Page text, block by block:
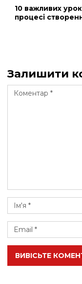
10 важливих
процесі
Залишити
ВИВІСЬТЕ